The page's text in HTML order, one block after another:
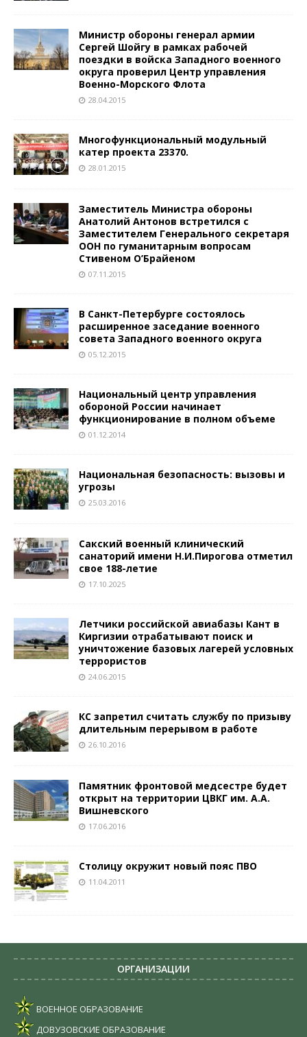
Министр обороны генерал армии
Сергей Шойгу в рамках рабочей
поездки в войска Западного военного
округа проверил Центр управления
Военно-Морского Флота
28.04.2015
Многофункциональный модульный
катер проекта 23370.
28.01.2015
Заместитель Министра обороны
Анатолий Антонов встретился с
Заместителем Генерального секретаря
ООН по гуманитарным вопросам
Стивеном О’Брайеном
07.11.2015
В Санкт-Петербурге состоялось
расширенное заседание военного
совета Западного военного округа
05.12.2015
Национальный центр управления
обороной России начинает
функционирование в полном объеме
01.12.2014
Национальная безопасность: вызовы и
угрозы
25.03.2016
Сакский военный клинический
санаторий имени Н.И.Пирогова отметил
свое 188-летие
17.10.2025
Летчики российской авиабазы Кант в
Киргизии отрабатывают поиск и
уничтожение базовых лагерей условных
террористов
24.06.2015
КС запретил считать службу по призыву
длительным перерывом в работе
26.10.2016
Памятник фронтовой медсестре будет
открыт на территории ЦВКГ им. А.А.
Вишневского
17.06.2016
Столицу окружит новый пояс ПВО
11.04.2011
ОРГАНИЗАЦИИ
ВОЕННОЕ ОБРАЗОВАНИЕ
ДОВУЗОВСКИЕ ОБРАЗОВАНИЕ